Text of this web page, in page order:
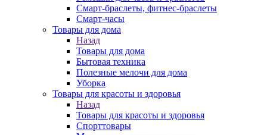
Смарт-браслеты, фитнес-браслеты
Смарт-часы
Товары для дома
Назад
Товары для дома
Бытовая техника
Полезные мелочи для дома
Уборка
Товары для красоты и здоровья
Назад
Товары для красоты и здоровья
Спорттовары